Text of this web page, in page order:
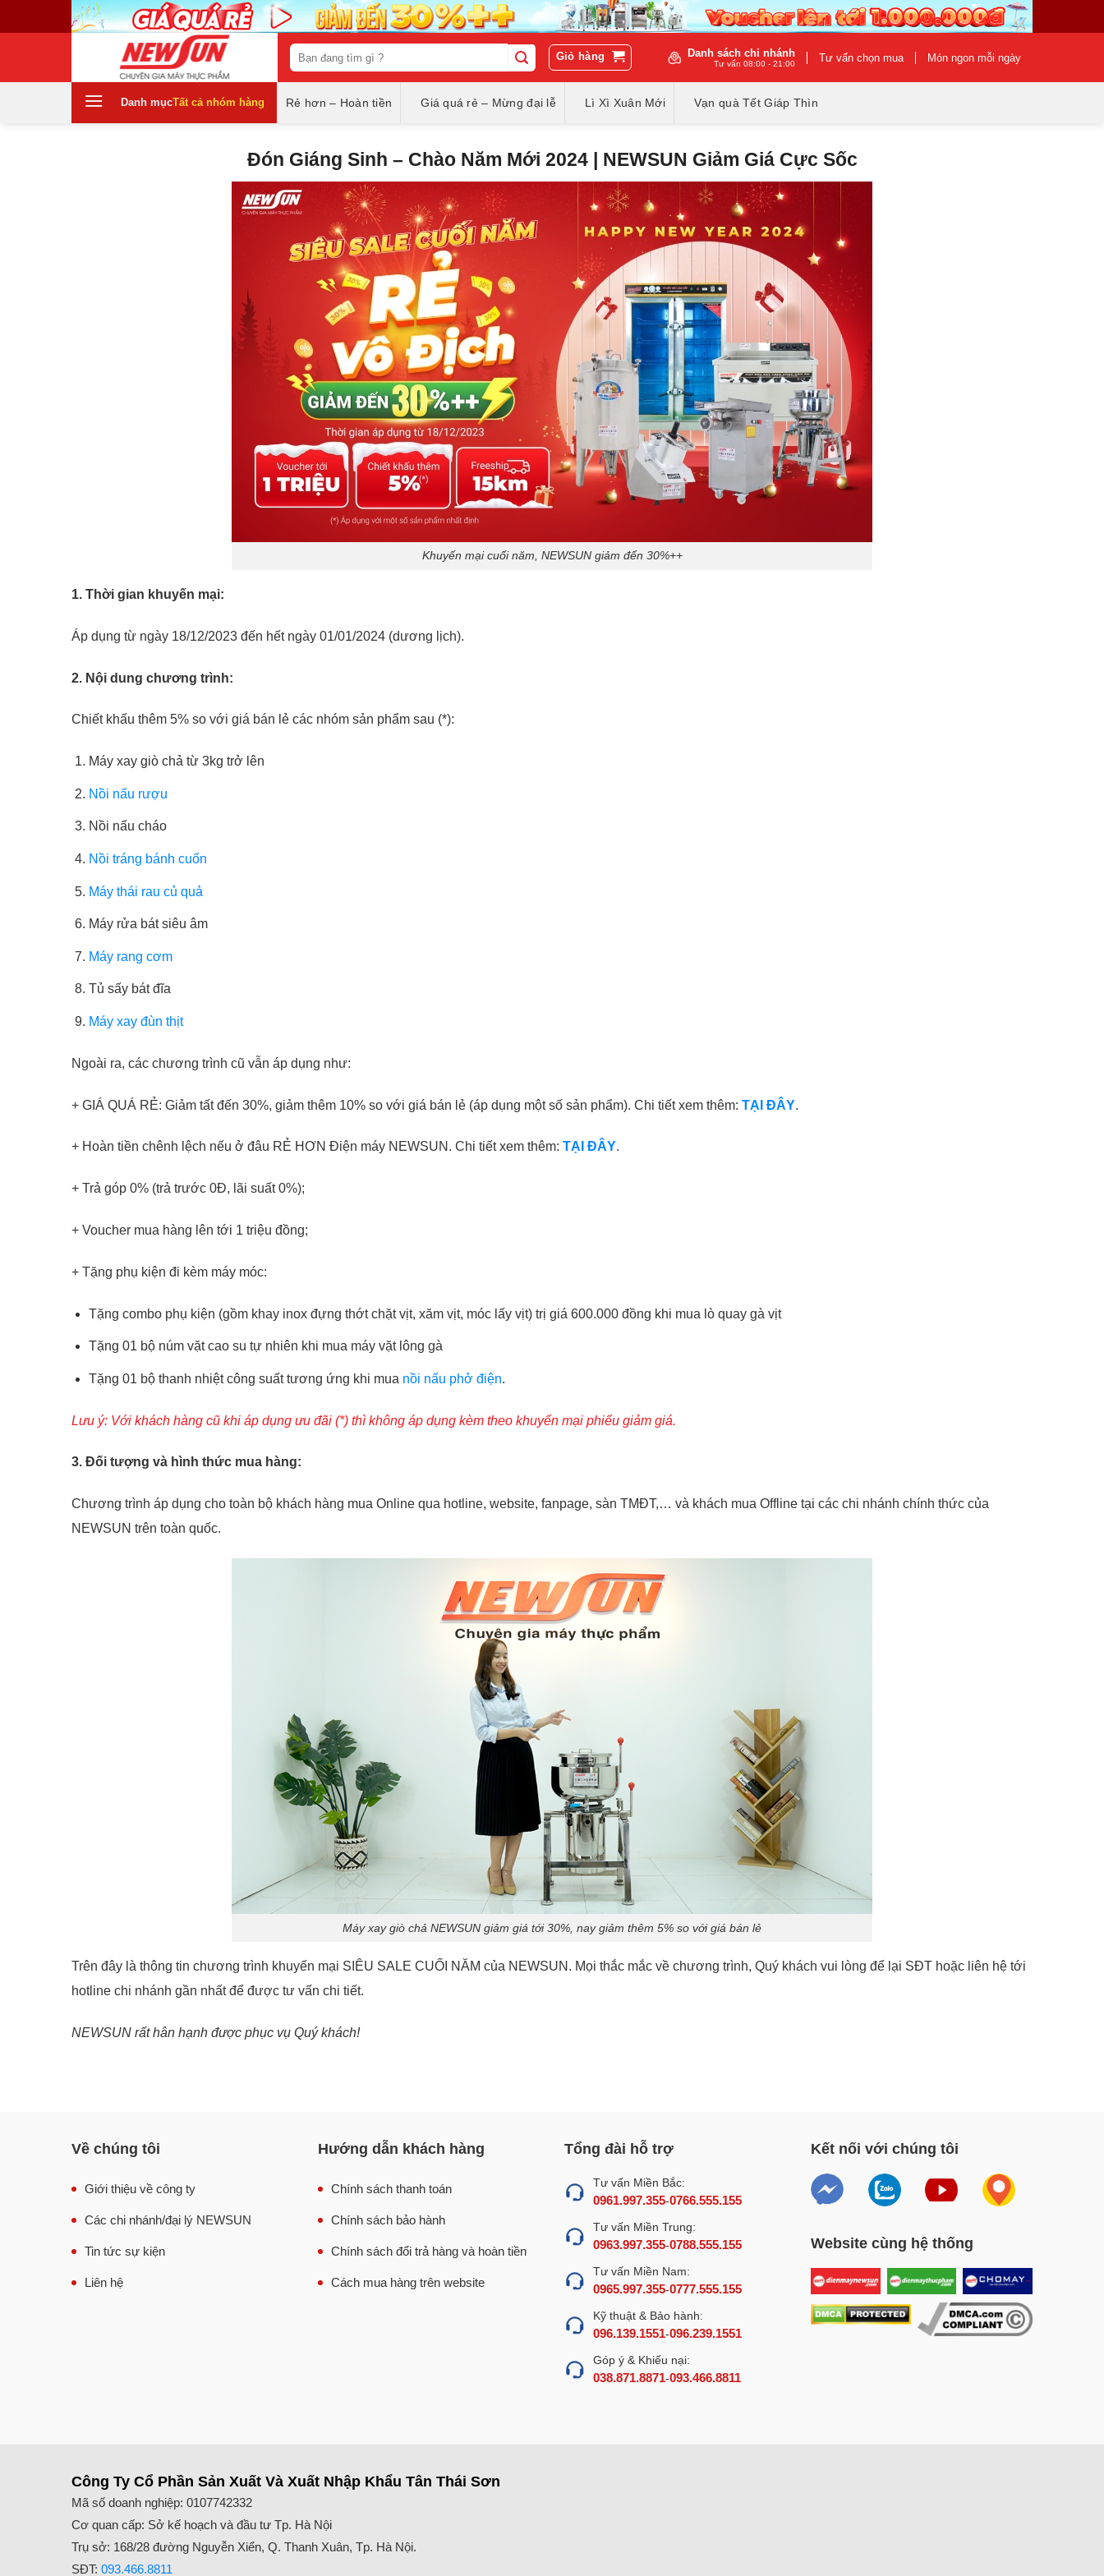
to
Tìm
kiếm:
Giỏ hàng Danh sách chi nhánh
Tư vấn 08:00 - 21:00 Tư vấn chọn mua Món ngon mỗi ngày
Tất cả nhóm hàng
Danh mục Rẻ hơn – Hoàn tiền Giá quá rẻ – Mừng đại lễ Lì Xì Xuân Mới Vạn quà Tết Giáp Thìn
Đón Giáng Sinh – Chào Năm Mới 2024 | NEWSUN Giảm Giá Cực Sốc
Khuyến mại cuối năm, NEWSUN giảm đến 30%++
1. Thời gian khuyến mại:
Áp dụng từ ngày 18/12/2023 đến hết ngày 01/01/2024 (dương lịch).
2. Nội dung chương trình:
Chiết khấu thêm 5% so với giá bán lẻ các nhóm sản phẩm sau (*):
Máy xay giò chả từ 3kg trở lên
Nồi nấu rượu
Nồi nấu cháo
Nồi tráng bánh cuốn
Máy thái rau củ quả
Máy rửa bát siêu âm
Máy rang cơm
Tủ sấy bát đĩa
Máy xay đùn thịt
Ngoài ra, các chương trình cũ vẫn áp dụng như:
+ GIÁ QUÁ RẺ: Giảm tất đến 30%, giảm thêm 10% so với giá bán lẻ (áp dụng một số sản phẩm). Chi tiết xem thêm: TẠI ĐÂY.
+ Hoàn tiền chênh lệch nếu ở đâu RẺ HƠN Điện máy NEWSUN. Chi tiết xem thêm: TẠI ĐÂY.
+ Trả góp 0% (trả trước 0Đ, lãi suất 0%);
+ Voucher mua hàng lên tới 1 triệu đồng;
+ Tặng phụ kiện đi kèm máy móc:
Tặng combo phụ kiện (gồm khay inox đựng thớt chặt vịt, xăm vịt, móc lấy vịt) trị giá 600.000 đồng khi mua lò quay gà vịt
Tặng 01 bộ núm vặt cao su tự nhiên khi mua máy vặt lông gà
Tặng 01 bộ thanh nhiệt công suất tương ứng khi mua nồi nấu phở điện.
Lưu ý: Với khách hàng cũ khi áp dụng ưu đãi (*) thì không áp dụng kèm theo khuyến mại phiếu giảm giá.
3. Đối tượng và hình thức mua hàng:
Chương trình áp dụng cho toàn bộ khách hàng mua Online qua hotline, website, fanpage, sàn TMĐT,… và khách mua Offline tại các chi nhánh chính thức của
NEWSUN trên toàn quốc.
Máy xay giò chả NEWSUN giảm giá tới 30%, nay giảm thêm 5% so với giá bán lẻ
Trên đây là thông tin chương trình khuyến mại SIÊU SALE CUỐI NĂM của NEWSUN. Mọi thắc mắc về chương trình, Quý khách vui lòng để lại SĐT hoặc liên hệ tới
hotline chi nhánh gần nhất để được tư vấn chi tiết.
NEWSUN rất hân hạnh được phục vụ Quý khách!
Về chúng tôi
Giới thiệu về công ty
Các chi nhánh/đại lý NEWSUN
Tin tức sự kiện
Liên hệ
Hướng dẫn khách hàng
Chính sách thanh toán
Chính sách bảo hành
Chính sách đổi trả hàng và hoàn tiền
Cách mua hàng trên website
Tổng đài hỗ trợ
Tư vấn Miền Bắc:
0961.997.355-0766.555.155
Tư vấn Miền Trung:
0963.997.355-0788.555.155
Tư vấn Miền Nam:
0965.997.355-0777.555.155
Kỹ thuật & Bảo hành:
096.139.1551-096.239.1551
Góp ý & Khiếu nại:
038.871.8871-093.466.8811
Kết nối với chúng tôi
Website cùng hệ thống
Công Ty Cổ Phần Sản Xuất Và Xuất Nhập Khẩu Tân Thái Sơn
Mã số doanh nghiệp: 0107742332
Cơ quan cấp: Sở kế hoạch và đầu tư Tp. Hà Nội
Trụ sở: 168/28 đường Nguyễn Xiển, Q. Thanh Xuân, Tp. Hà Nội.
SĐT: 093.466.8811